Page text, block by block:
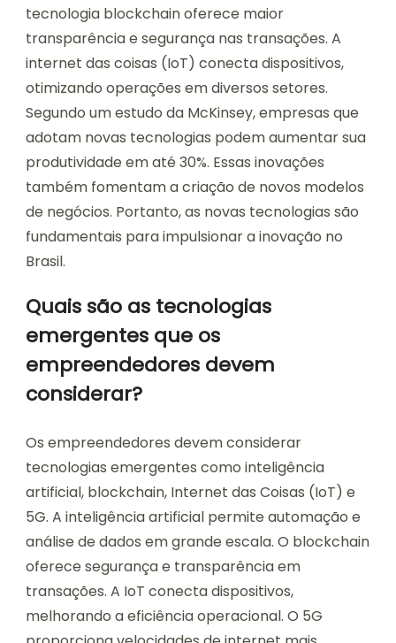
tecnologia blockchain oferece maior
transparência e segurança nas transações. A
internet das coisas (IoT) conecta dispositivos,
otimizando operações em diversos setores.
Segundo um estudo da McKinsey, empresas que
adotam novas tecnologias podem aumentar sua
produtividade em até 30%. Essas inovações
também fomentam a criação de novos modelos
de negócios. Portanto, as novas tecnologias são
fundamentais para impulsionar a inovação no
Brasil.
Quais são as tecnologias
emergentes que os
empreendedores devem
considerar?
Os empreendedores devem considerar
tecnologias emergentes como inteligência
artificial, blockchain, Internet das Coisas (IoT) e
5G. A inteligência artificial permite automação e
análise de dados em grande escala. O blockchain
oferece segurança e transparência em
transações. A IoT conecta dispositivos,
melhorando a eficiência operacional. O 5G